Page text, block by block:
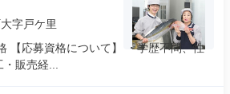
字戸ケ里
【応募資格について】 ・学歴不問、性
販売経...